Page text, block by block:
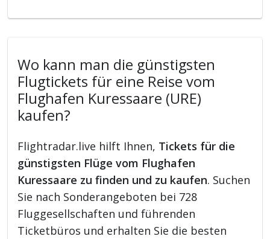
Wo kann man die günstigsten
Flugtickets für eine Reise vom
Flughafen Kuressaare (URE)
kaufen?
Flightradar.live hilft Ihnen, Tickets für die
günstigsten Flüge vom Flughafen
Kuressaare zu finden und zu kaufen. Suchen
Sie nach Sonderangeboten bei 728
Fluggesellschaften und führenden
Ticketbüros und erhalten Sie die besten